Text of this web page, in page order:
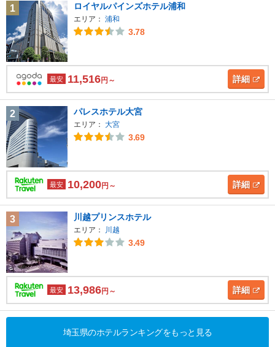
1
ロイヤルパインズホテル浦和
エリア： 浦和
3.78
最安 11,516円～ 詳細
2 パレスホテル大宮
エリア： 大宮
3.69
最安 10,200円～ 詳細
3 川越プリンスホテル
エリア： 川越
3.49
最安 13,986円～ 詳細
埼玉県のホテルランキングをもっと見る